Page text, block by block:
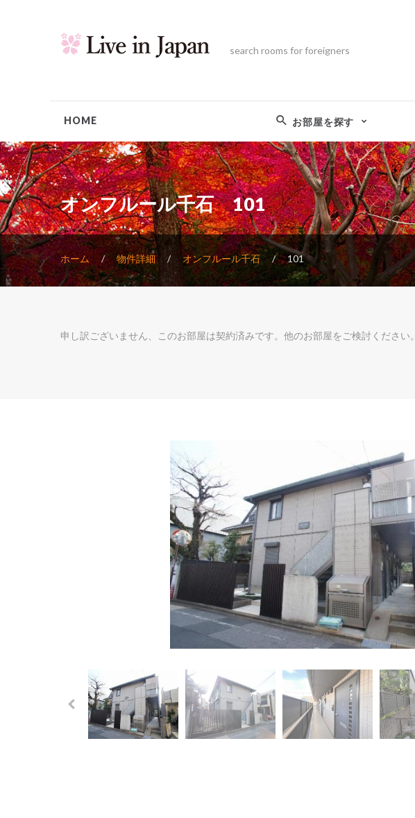
search rooms for foreigners
HOME お部屋を探す
オンフルール千石 101
ホーム 物件詳細 オンフルール千石 101
申し訳ございません、このお部屋は契約済みです。他のお部屋をご検討ください。